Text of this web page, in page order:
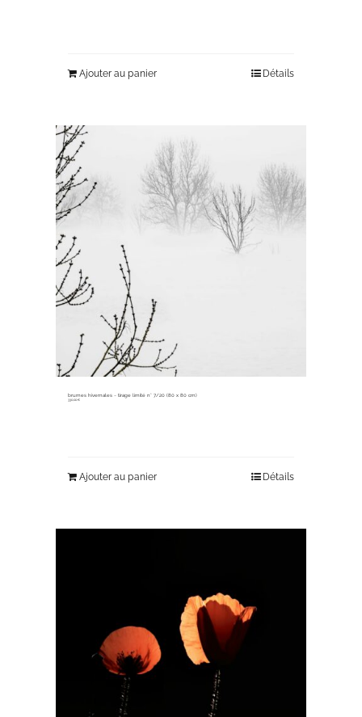
Ajouter au panier Détails
brumes hivernales ~ tirage limité n° 7/20 (80 x 80 cm)
330,00€
Ajouter au panier Détails